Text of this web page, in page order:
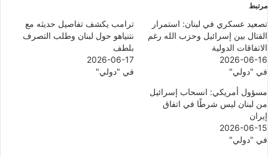
مرتبط
تصعيد عسكري في لبنان: استمرار
القتال بين إسرائيل وحزب الله رغم
الاتفاقات الدولية
2026-06-16
في "دولي"
ترامب يكشف تفاصيل حديثه مع
نتنياهو حول لبنان وطلب التصرف
بلطف
2026-06-17
في "دولي"
مسؤول أمريكي: انسحاب إسرائيل
من لبنان ليس شرطًا في اتفاق
إيران
2026-06-15
في "دولي"